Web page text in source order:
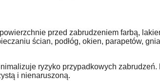
przed zabrudzeniem farbą,
ścian, podłóg, okien, parapetów,
ryzyko przypadkowych
i nienaruszoną.